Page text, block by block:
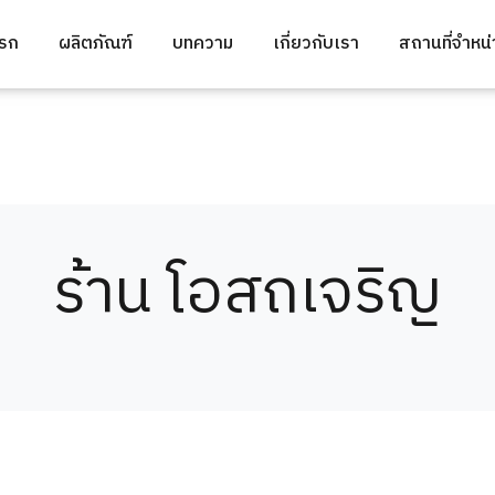
ก ผลิตภัณฑ์ บทความ เกี่ยวกับเรา สถานที่จำห
ร้าน โอสถเจริญ